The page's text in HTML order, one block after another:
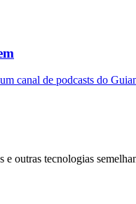
canal de podcasts do
e outras tecnologias